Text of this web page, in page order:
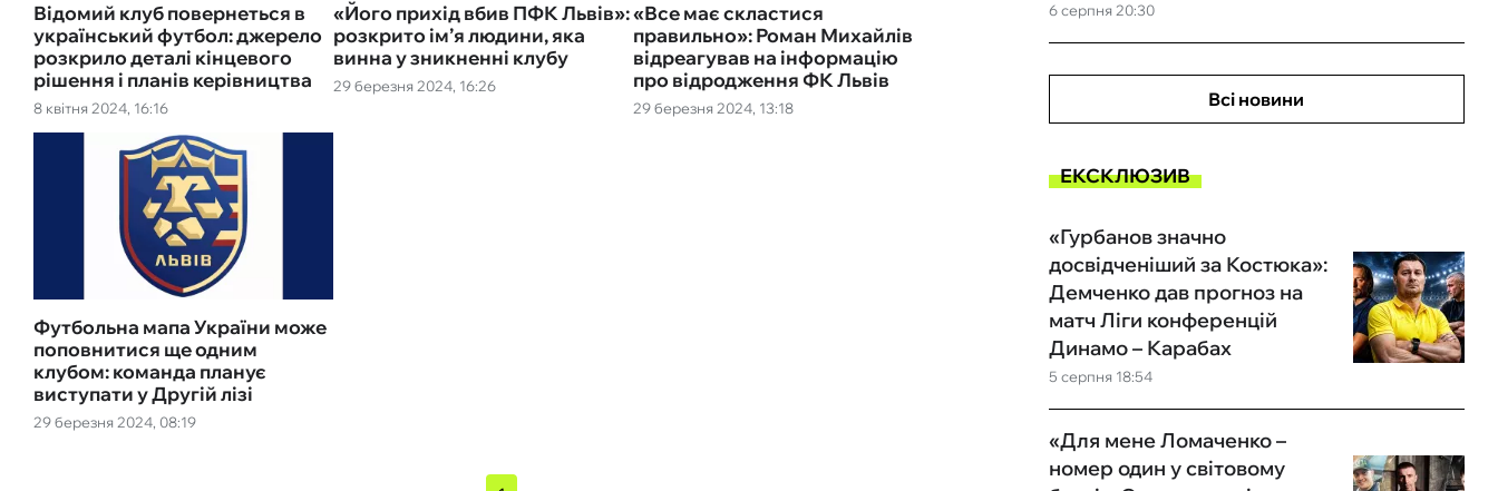
8 квітня 2024, 16:16
Відомий клуб повернеться в
український футбол: джерело
розкрило деталі кінцевого
рішення і планів керівництва
29 березня 2024, 16:26
«Його прихід вбив ПФК Львів»:
розкрито ім’я людини, яка
винна у зникненні клубу
29 березня 2024, 13:18
«Все має скластися
правильно»: Роман Михайлів
відреагував на інформацію
про відродження ФК Львів
29 березня 2024, 08:19
Футбольна мапа України може
поповнитися ще одним
клубом: команда планує
виступати у Другій лізі
6 серпня 20:30
Всі новини
ЕКСКЛЮЗИВ
5 серпня 18:54
«Гурбанов значно
досвідченіший за Костюка»:
Демченко дав прогноз на
матч Ліги конференцій
Динамо – Карабах
«Для мене Ломаченко –
номер один у світовому